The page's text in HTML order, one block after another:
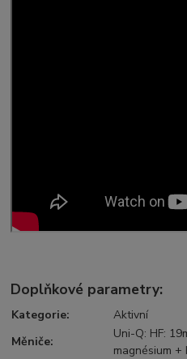
Doplňkové parametry:
Kategorie:
Aktivní
Měniče:
Uni-Q: HF:
magnésium +